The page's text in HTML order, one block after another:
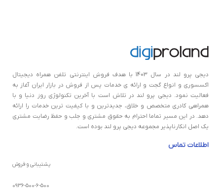
دیجی پرو لند در سال 1403 با هدف فروش اینترنتی تلفن همراه دیجیتال
اکسسوری و انواع گجت و ارائه ی خدمات پس از فروش در بازار ايران آغاز به
فعالیت نمود. دیجی پرو لند در تلاش است با آخرین تکنولوژی روز دنیا و با
همراهی کادری متخصص و خلاق، جدیدترین و با کیفیت ترین خدمات را ارائه
دهد. در این مسیر تماما احترام به حقوق مشتری و جلب و حفظ رضایت مشتری
یک اصل انکارناپذیر مجموعه دیجی پرو لند بوده است.
اطلاعات تماس
پشتیبانی و فروش
0936-500-6-500